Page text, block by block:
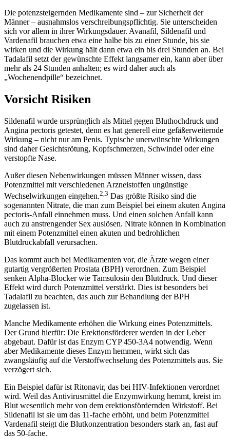
Die potenzsteigernden Medikamente sind – zur Sicherheit der
Männer – ausnahmslos verschreibungspflichtig. Sie unterscheiden
sich vor allem in ihrer Wirkungsdauer. Avanafil, Sildenafil und
Vardenafil brauchen etwa eine halbe bis zu einer Stunde, bis sie
wirken und die Wirkung hält dann etwa ein bis drei Stunden an. Bei
Tadalafil setzt der gewünschte Effekt langsamer ein, kann aber über
mehr als 24 Stunden anhalten; es wird daher auch als
„Wochenendpille“ bezeichnet.
Vorsicht Risiken
Sildenafil wurde ursprünglich als Mittel gegen Bluthochdruck und
Angina pectoris getestet, denn es hat generell eine gefäßerweiternde
Wirkung – nicht nur am Penis. Typische unerwünschte Wirkungen
sind daher Gesichtsrötung, Kopfschmerzen, Schwindel oder eine
verstopfte Nase.
Außer diesen Nebenwirkungen müssen Männer wissen, dass
Potenzmittel mit verschiedenen Arzneistoffen ungünstige
Wechselwirkungen eingehen.2,3 Das größte Risiko sind die
sogenannten Nitrate, die man zum Beispiel bei einem akuten Angina
pectoris-Anfall einnehmen muss. Und einen solchen Anfall kann
auch zu anstrengender Sex auslösen. Nitrate können in Kombination
mit einem Potenzmittel einen akuten und bedrohlichen
Blutdruckabfall verursachen.
Das kommt auch bei Medikamenten vor, die Ärzte wegen einer
gutartig vergrößerten Prostata (BPH) verordnen. Zum Beispiel
senken Alpha-Blocker wie Tamsulosin den Blutdruck. Und dieser
Effekt wird durch Potenzmittel verstärkt. Dies ist besonders bei
Tadalafil zu beachten, das auch zur Behandlung der BPH
zugelassen ist.
Manche Medikamente erhöhen die Wirkung eines Potenzmittels.
Der Grund hierfür: Die Erektionsförderer werden in der Leber
abgebaut. Dafür ist das Enzym CYP 450-3A4 notwendig. Wenn
aber Medikamente dieses Enzym hemmen, wirkt sich das
zwangsläufig auf die Verstoffwechselung des Potenzmittels aus. Sie
verzögert sich.
Ein Beispiel dafür ist Ritonavir, das bei HIV-Infektionen verordnet
wird. Weil das Antivirusmittel die Enzymwirkung hemmt, kreist im
Blut wesentlich mehr von dem erektionsfördernden Wirkstoff. Bei
Sildenafil ist sie um das 11-fache erhöht, und beim Potenzmittel
Vardenafil steigt die Blutkonzentration besonders stark an, fast auf
das 50-fache.